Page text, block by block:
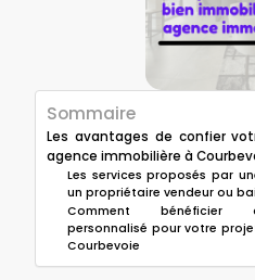
Sommaire
Les avantages de confier
agence immobilière à
Les services proposés par
un propriétaire vendeur ou
Comment bénéficier
personnalisé pour votre
Courbevoie